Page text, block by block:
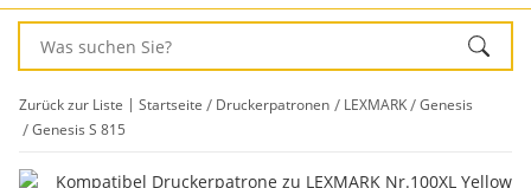
Zurück zur Liste Startseite Druckerpatronen LEXMARK
Genesis
Genesis S 815